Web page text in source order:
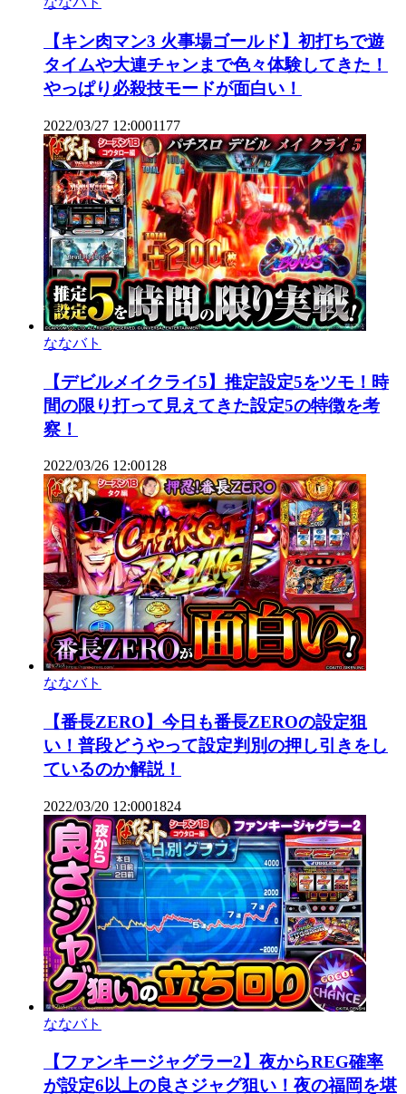
【キン肉マン3 火事場ゴールド】初打ちで遊
タイムや大連チャンまで色々体験してきた！
やっぱり必殺技モードが面白い！
2022/03/27 12:0001177
ななバト
【デビルメイクライ5】推定設定5をツモ！時
間の限り打って見えてきた設定5の特徴を考
察！
2022/03/26 12:001 28
ななバト
【番長ZERO】今日も番長ZEROの設定狙
い！普段どうやって設定判別の押し引きをし
ているのか解説！
2022/03/20 12:0001824
ななバト
【ファンキージャグラー2】夜からREG確率
が設定6以上の良さジャグ狙い！夜の福岡を堪